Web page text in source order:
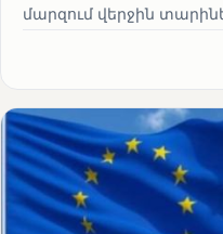
մարզում վերջին